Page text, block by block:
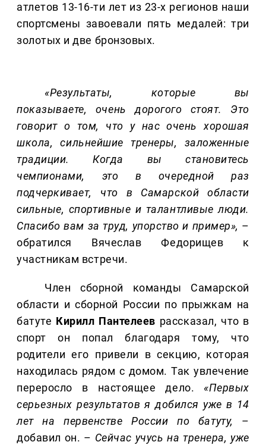
атлетов 13-16-ти лет из 23-х регионов наши
спортсмены завоевали пять медалей: три
золотых и две бронзовых.
«Результаты, которые вы
показываете, очень дорогого стоят. Это
говорит о том, что у нас очень хорошая
школа, сильнейшие тренеры, заложенные
традиции. Когда вы становитесь
чемпионами, это в очередной раз
подчеркивает, что в Самарской области
сильные, спортивные и талантливые люди.
Спасибо вам за труд, упорство и пример», –
обратился Вячеслав Федорищев к
участникам встречи.
Член сборной команды Самарской
области и сборной России по прыжкам на
батуте Кирилл Пантелеев рассказал, что в
спорт он попал благодаря тому, что
родители его привели в секцию, которая
находилась рядом с домом. Так увлечение
переросло в настоящее дело.«Первых
серьезных результатов я добился уже в 14
лет на первенстве России по батуту,
–
добавил он. – Сейчас учусь на тренера, уже